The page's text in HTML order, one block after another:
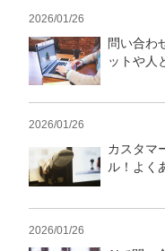
StockSun株式会社〒160-
都心丸善ビル7階
サイトマッププライバシーポ
2026/01/26
問い合わ
ットや人
2026/01/26
カスタマ
ル！よく
2026/01/26